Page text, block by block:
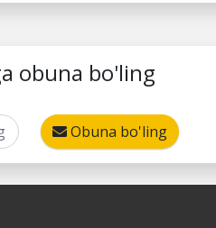
obuna bo'ling
Obuna bo'ling